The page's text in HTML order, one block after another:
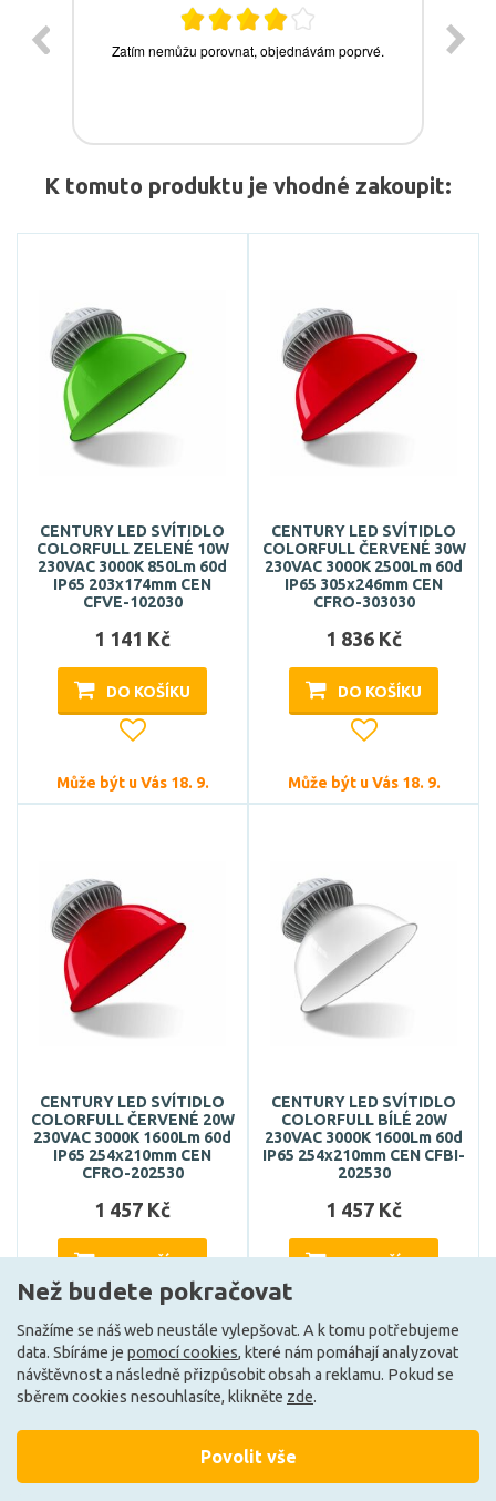
K tomuto produktu je vhodné zakoupit:
CENTURY LED SVÍTIDLO
COLORFULL ZELENÉ 10W
230VAC 3000K 850Lm 60d
IP65 203x174mm CEN
CFVE-102030
1 141 Kč
DO KOŠÍKU
Může být u Vás 18. 9.
CENTURY LED SVÍTIDLO
COLORFULL ČERVENÉ 30W
230VAC 3000K 2500Lm 60d
IP65 305x246mm CEN
CFRO-303030
1 836 Kč
DO KOŠÍKU
Může být u Vás 18. 9.
CENTURY LED SVÍTIDLO
COLORFULL ČERVENÉ 20W
230VAC 3000K 1600Lm 60d
IP65 254x210mm CEN
CFRO-202530
1 457 Kč
DO KOŠÍKU
Může být u Vás 18. 9.
CENTURY LED SVÍTIDLO
COLORFULL BÍLÉ 20W
230VAC 3000K 1600Lm 60d
IP65 254x210mm CEN CFBI-
202530
1 457 Kč
DO KOŠÍKU
Může být u Vás 18. 9.
Načíst další
Než budete pokračovat
Snažíme se náš web neustále vylepšovat. A k tomu potřebujeme
data. Sbíráme je pomocí cookies, které nám pomáhají analyzovat
návštěvnost a následně přizpůsobit obsah a reklamu. Pokud se
sběrem cookies nesouhlasíte, klikněte zde.
Povolit vše